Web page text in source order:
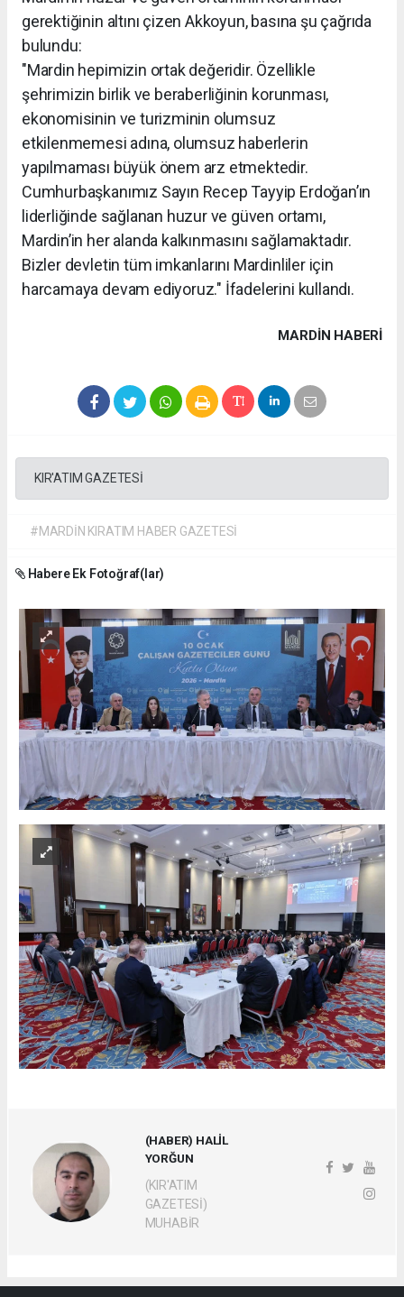
gerektiğinin altını çizen Akkoyun, basına şu çağrıda
bulundu:
"Mardin hepimizin ortak değeridir. Özellikle
şehrimizin birlik ve beraberliğinin korunması,
ekonomisinin ve turizminin olumsuz
etkilenmemesi adına, olumsuz haberlerin
yapılmaması büyük önem arz etmektedir.
Cumhurbaşkanımız Sayın Recep Tayyip Erdoğan’ın
liderliğinde sağlanan huzur ve güven ortamı,
Mardin’in her alanda kalkınmasını sağlamaktadır.
Bizler devletin tüm imkanlarını Mardinliler için
harcamaya devam ediyoruz." İfadelerini kullandı.
MARDIN HABERİ
KIR'ATIM GAZETESİ
#MARDİN KIRATIM HABER GAZETESİ
Habere Ek Fotoğraf(lar)
(HABER) HALİL
YORĞUN
(KIR'ATIM
GAZETESİ)
MUHABİR